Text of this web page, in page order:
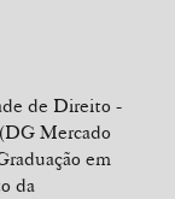
de Direito -
Mercado
em
da